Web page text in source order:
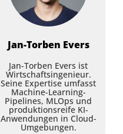
Jan-Torben Evers
Jan-Torben Evers ist
Wirtschaftsingenieur.
Seine Expertise umfasst
Machine-Learning-
Pipelines, MLOps und
produktionsreife KI-
Anwendungen in Cloud-
Umgebungen.